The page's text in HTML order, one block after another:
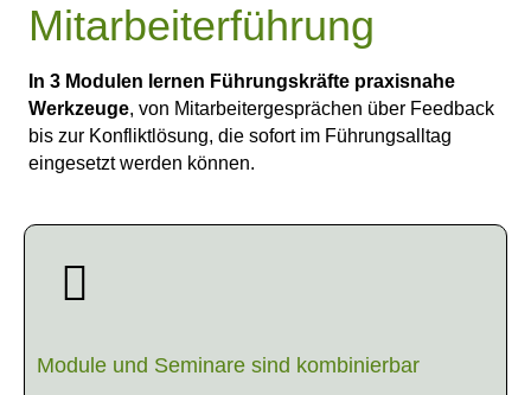
Mitarbeiterführung
In 3 Modulen lernen Führungskräfte praxisnahe
Werkzeuge, von Mitarbeitergesprächen über Feedback
bis zur Konfliktlösung, die sofort im Führungsalltag
eingesetzt werden können.
Module und Seminare sind kombinierbar